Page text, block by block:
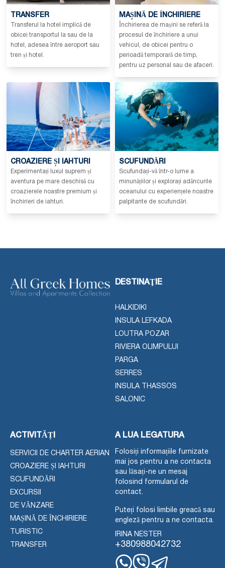
TRANSFER
Transferul la hotel implică de
obicei transportul la sau de la
hotel, adesea între aeroport sau
tren și hotel.
MAȘINĂ DE ÎNCHIRIERE
Închirierea de mașini se referă la
procesul de închiriere a unui
vehicul, de obicei pentru o
perioadă temporară de timp,
pentru uz personal sau de afaceri.
CROAZIERE ȘI IAHTURI
Experimentați luxul suprem și
aventura pe mare deschisă cu
croazierele noastre premium și
închirieri de iahturi.
SCUFUNDĂRI
Scufundați-vă într-o lume a
minunățiilor și explorați adâncurile
oceanului cu experiențele noastre
palpitante de scufundări.
DESTINAŢIE
HALKIDIKI
INSULA LEFKADA
LOUTRA POZAR
RIVIERA OLIMPULUI
PARGA
SERRES
INSULA THASSOS
SALONIC
ACTIVITĂȚI
SERVICII DE CHARTER AERIAN
CROAZIERE ȘI IAHTURI
SCUFUNDĂRI
EXCURSII
DE VÂNZARE
MAȘINĂ DE ÎNCHIRIERE
TURISTIC
TRANSFER
A LUA LEGATURA
Folosiți informațiile furnizate
mai jos pentru a ne contacta
sau lăsați-ne un mesaj
folosind formularul de
contact.
Puteți folosi limbile greacă sau
engleză pentru a ne contacta.
IRINA NESTER
+380988042732